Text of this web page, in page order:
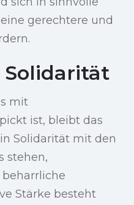
gerechtere und
mit
ist, bleibt das
Solidarität mit den
stehen,
Stärke besteht